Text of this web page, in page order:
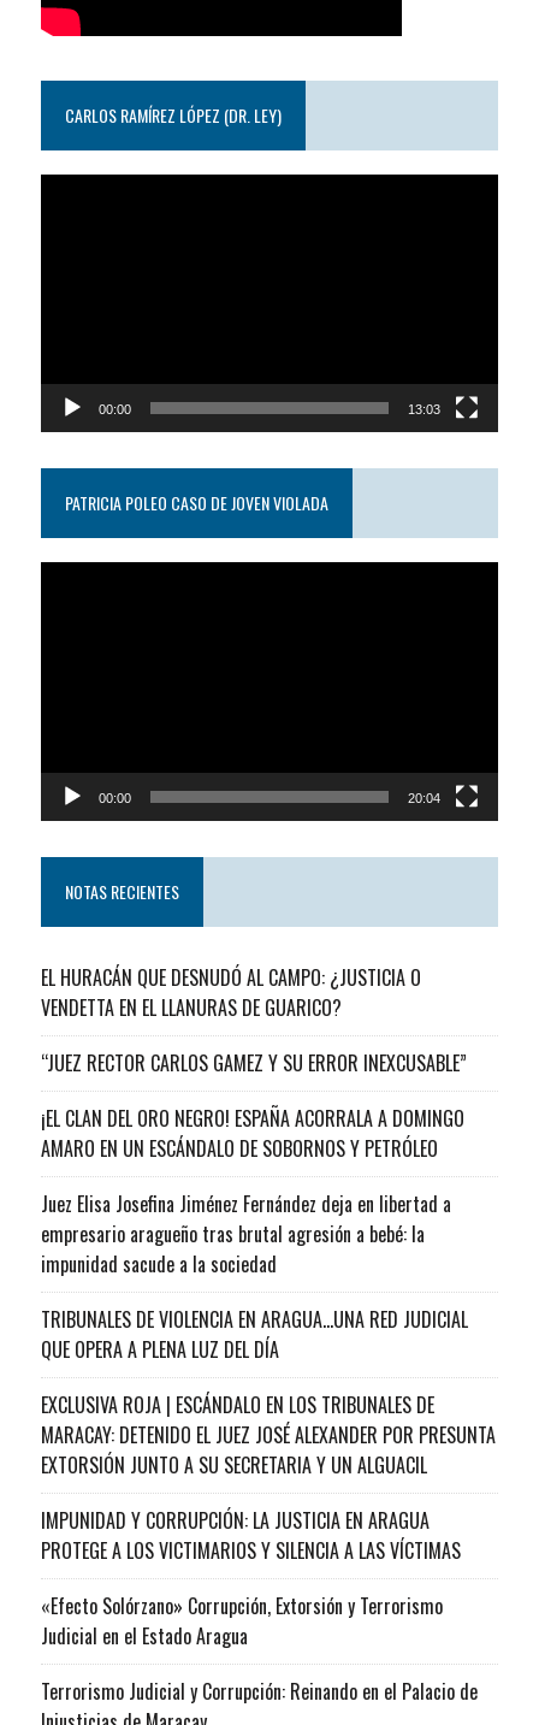
CARLOS RAMÍREZ LÓPEZ (DR. LEY)
00:00 13:03
PATRICIA POLEO CASO DE JOVEN VIOLADA
00:00 20:04
NOTAS RECIENTES
EL HURACÁN QUE DESNUDÓ AL CAMPO: ¿JUSTICIA O
VENDETTA EN EL LLANURAS DE GUARICO?
“JUEZ RECTOR CARLOS GAMEZ Y SU ERROR INEXCUSABLE”
¡EL CLAN DEL ORO NEGRO! ESPAÑA ACORRALA A DOMINGO
AMARO EN UN ESCÁNDALO DE SOBORNOS Y PETRÓLEO
Juez Elisa Josefina Jiménez Fernández deja en libertad a
empresario aragueño tras brutal agresión a bebé: la
impunidad sacude a la sociedad
TRIBUNALES DE VIOLENCIA EN ARAGUA…UNA RED JUDICIAL
QUE OPERA A PLENA LUZ DEL DÍA
EXCLUSIVA ROJA | ESCÁNDALO EN LOS TRIBUNALES DE
MARACAY: DETENIDO EL JUEZ JOSÉ ALEXANDER POR PRESUNTA
EXTORSIÓN JUNTO A SU SECRETARIA Y UN ALGUACIL
IMPUNIDAD Y CORRUPCIÓN: LA JUSTICIA EN ARAGUA
PROTEGE A LOS VICTIMARIOS Y SILENCIA A LAS VÍCTIMAS
«Efecto Solórzano» Corrupción, Extorsión y Terrorismo
Judicial en el Estado Aragua
Terrorismo Judicial y Corrupción: Reinando en el Palacio de